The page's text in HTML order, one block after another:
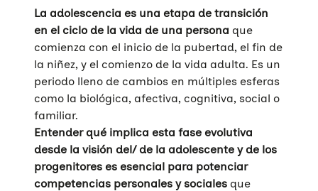
La adolescencia es una etapa de transición
en el ciclo de la vida de una persona que
comienza con el inicio de la pubertad, el fin de
la niñez, y el comienzo de la vida adulta. Es un
periodo lleno de cambios en múltiples esferas
como la biológica, afectiva, cognitiva, social o
familiar.
Entender qué implica esta fase evolutiva
desde la visión del/ de la adolescente y de los
progenitores es esencial para potenciar
competencias personales y sociales que